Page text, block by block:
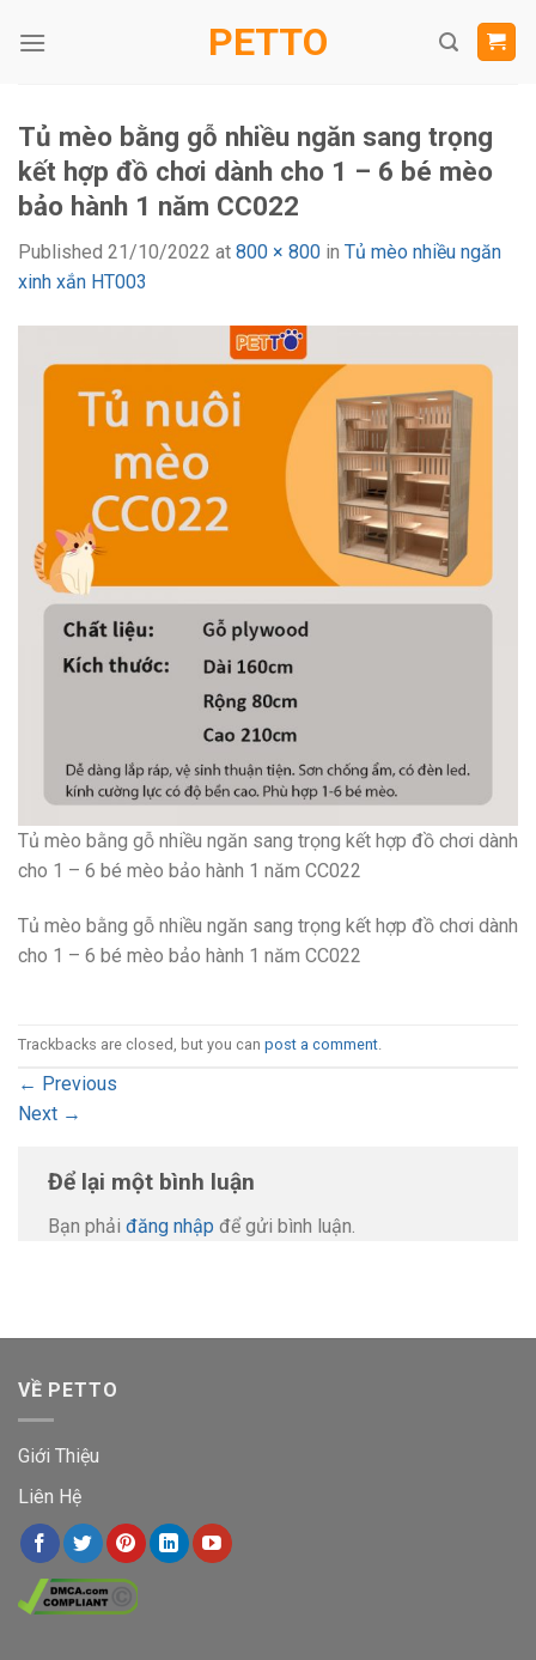
PETTO
Tủ mèo bằng gỗ nhiều ngăn sang trọng
kết hợp đồ chơi dành cho 1 – 6 bé mèo
bảo hành 1 năm CC022
Published 21/10/2022 at 800 × 800 in Tủ mèo nhiều ngăn
xinh xắn HT003
Tủ mèo bằng gỗ nhiều ngăn sang trọng kết hợp đồ chơi dành
cho 1 – 6 bé mèo bảo hành 1 năm CC022
Tủ mèo bằng gỗ nhiều ngăn sang trọng kết hợp đồ chơi dành
cho 1 – 6 bé mèo bảo hành 1 năm CC022
Trackbacks are closed, but you can post a comment.
← Previous
Next →
Để lại một bình luận
Bạn phải đăng nhập để gửi bình luận.
VỀ PETTO
Giới Thiệu
Liên Hệ